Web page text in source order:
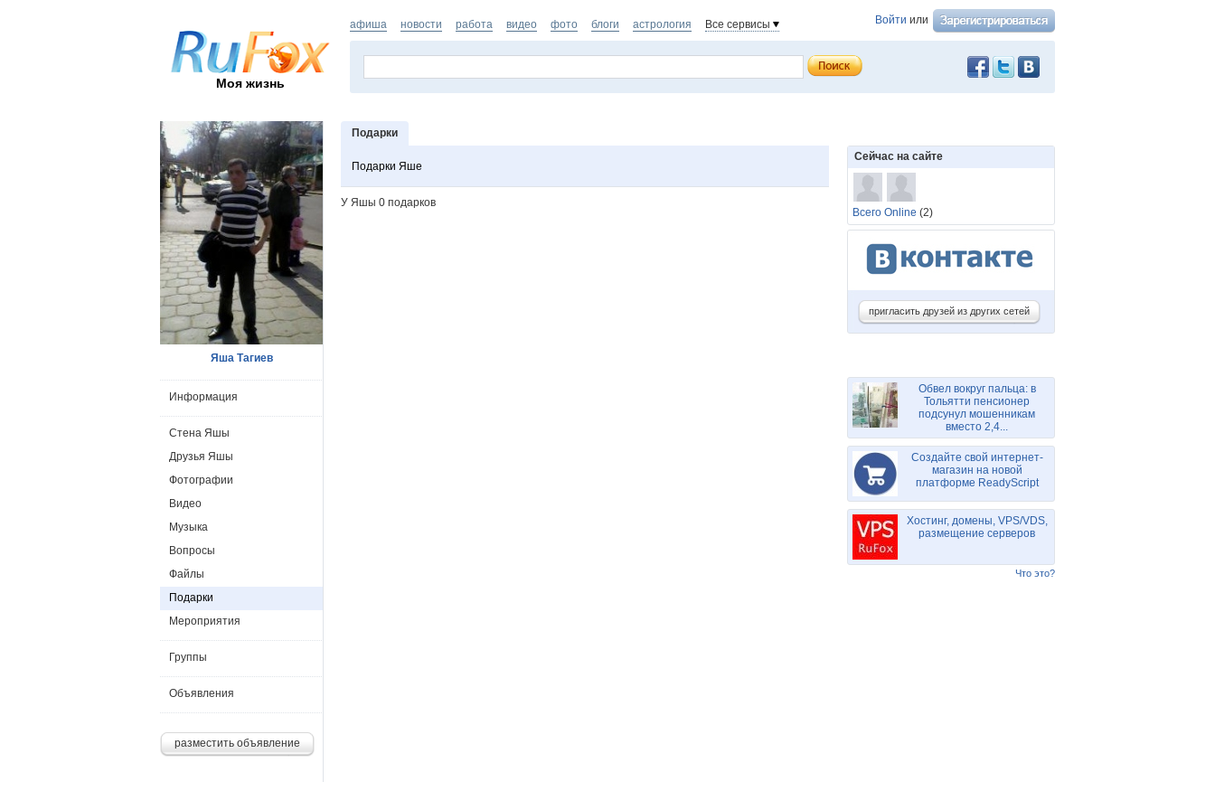
Моя жизнь
Войти или
афиша новости работа видео фото блоги астрология Все сервисы
Подарки
Подарки Яше
У Яшы 0 подарков
Яша Тагиев
Информация
Стена Яшы
Друзья Яшы
Фотографии
Видео
Музыка
Вопросы
Файлы
Подарки
Мероприятия
Группы
Объявления
разместить объявление
Сейчас на сайте
Всего Online (2)
пригласить друзей из других сетей
Обвел вокруг пальца: в
Тольятти пенсионер
подсунул мошенникам
вместо 2,4...
Создайте свой интернет-
магазин на новой
платформе ReadyScript
Хостинг, домены, VPS/VDS,
размещение серверов
Что это?